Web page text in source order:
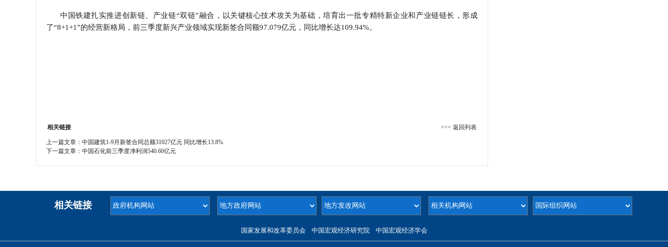
中国铁建扎实推进创新链、产业链“双链”融合，以关键核心技术攻关为基础，培育出一批专精特新企业和产业链链长，形成
了“8+1+1”的经营新格局，前三季度新兴产业领域实现新签合同额97.079亿元，同比增长达109.94%。
相关链接 <<< 返回列表
上一篇文章： 中国建筑1-9月新签合同总额31027亿元 同比增长13.8%
下一篇文章： 中国石化前三季度净利润540.60亿元
相关链接
国家发展和改革委员会 中国宏观经济研究院 中国宏观经济学会